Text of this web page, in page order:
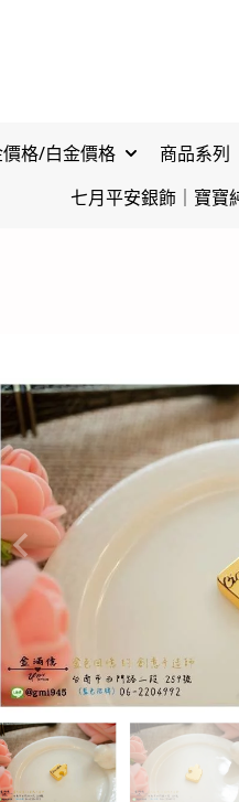
價格/白金價格 商品系列
七月平安銀飾｜寶寶